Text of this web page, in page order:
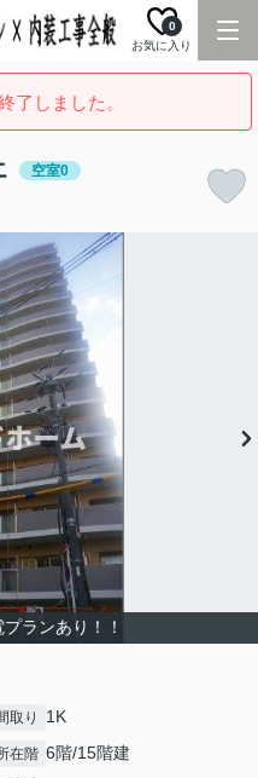
お気に入り
0
了しました。
空室0
ランあり！！
取り 1K
在階 6階/15階建